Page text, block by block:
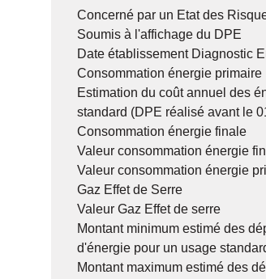
Concerné par un Etat des
Soumis à l'affichage du DPE
Date établissement Diagnostic
Consommation énergie primaire
Estimation du coût annuel des
standard (DPE réalisé avant le
Consommation énergie finale
Valeur consommation énergie
Valeur consommation énergie
Gaz Effet de Serre
Valeur Gaz Effet de serre
Montant minimum estimé des
d'énergie pour un usage
Montant maximum estimé des